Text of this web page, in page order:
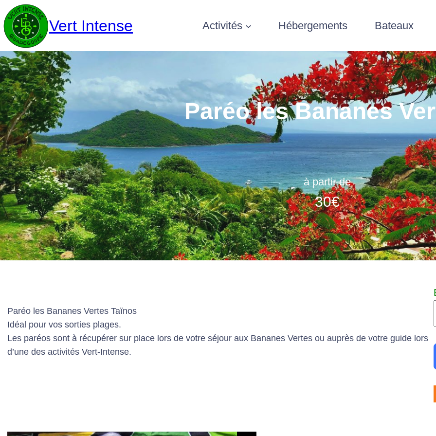
Vert Intense Activités Hébergements Bateaux
Paréo les Bananes
à partir de
30€
Paréo les Bananes Vertes Taïnos
Idéal pour vos sorties plages.
Les paréos sont à récupérer sur place lors de votre séjour aux Bananes Vertes ou auprès de votre guide lors
d’une des activités Vert-Intense.